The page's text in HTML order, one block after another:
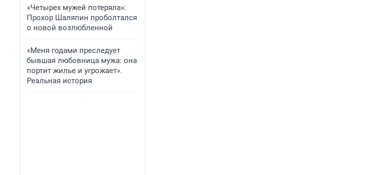
«Четырех мужей потеряла»:
Прохор Шаляпин проболтался
о новой возлюбленной
«Меня годами преследует
бывшая любовница мужа: она
портит жилье и угрожает».
Реальная история